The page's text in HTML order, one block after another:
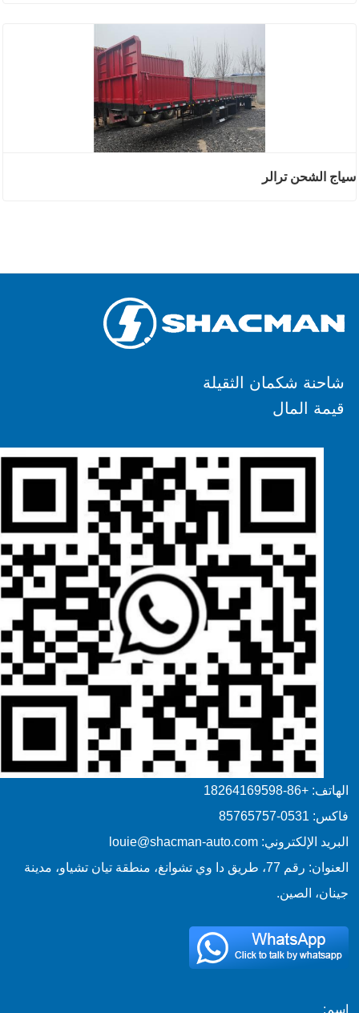
سياج الشحن ترالر
شاحنة شكمان الثقيلة
قيمة المال
الهاتف: +86-18264169598
فاكس: 0531-85765757
البريد الإلكتروني: louie@shacman-auto.com
العنوان: رقم 77، طريق دا وي تشوانغ، منطقة تيان تشياو، مدينة
جينان، الصين.
اسم: